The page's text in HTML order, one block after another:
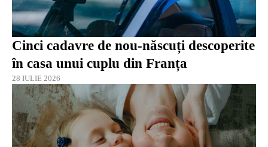
Cinci cadavre de nou-născuți descoperite
în casa unui cuplu din Franța
28 IULIE 2026